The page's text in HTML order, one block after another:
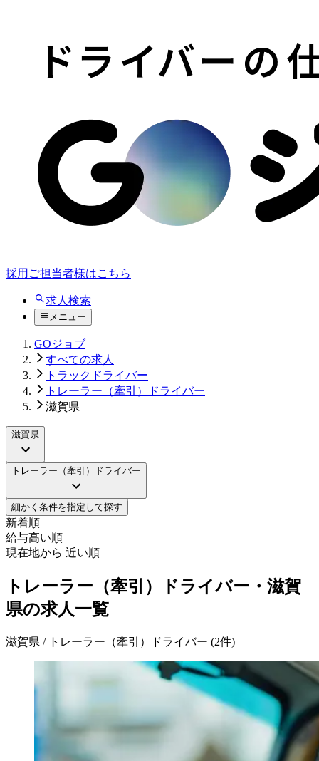
採用ご担当者様はこちら
求人検索
メニュー
GOジョブ
すべての求人
トラックドライバー
トレーラー（牽引）ドライバー
滋賀県
滋賀県
トレーラー（牽引）ドライバー
細かく条件を指定して探す
新着順
給与高い順
現在地から 近い順
トレーラー（牽引）ドライバー・滋賀
県の求人一覧
滋賀県 / トレーラー（牽引）ドライバー (2件)